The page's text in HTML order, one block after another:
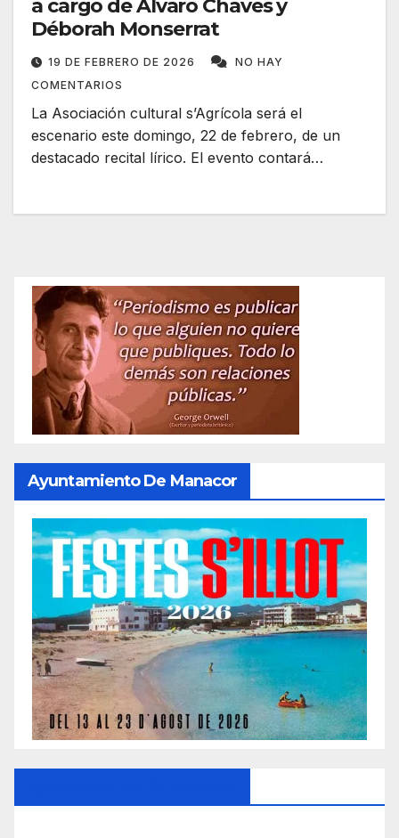
a cargo de Álvaro Chaves y
Déborah Monserrat
19 DE FEBRERO DE 2026
NO HAY
COMENTARIOS
La Asociación cultural s’Agrícola será el
escenario este domingo, 22 de febrero, de un
destacado recital lírico. El evento contará…
Ayuntamiento De Manacor